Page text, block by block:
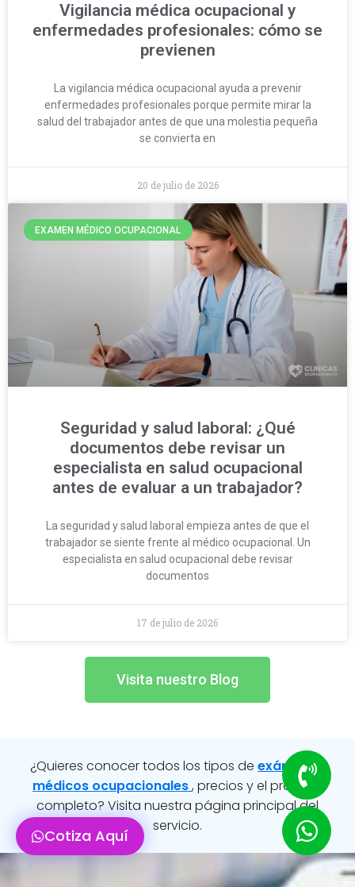
Vigilancia médica ocupacional y
enfermedades profesionales: cómo se
previenen
La vigilancia médica ocupacional ayuda a prevenir
enfermedades profesionales porque permite mirar la
salud del trabajador antes de que una molestia pequeña
se convierta en
20 de julio de 2026
EXAMEN MÉDICO OCUPACIONAL
Seguridad y salud laboral: ¿Qué
documentos debe revisar un
especialista en salud ocupacional
antes de evaluar a un trabajador?
La seguridad y salud laboral empieza antes de que el
trabajador se siente frente al médico ocupacional. Un
especialista en salud ocupacional debe revisar
documentos
17 de julio de 2026
Visita nuestro Blog
¿Quieres conocer todos los tipos de exámenes
médicos ocupacionales, precios y el proceso
completo? Visita nuestra página principal del
servicio.
Cotiza Aquí